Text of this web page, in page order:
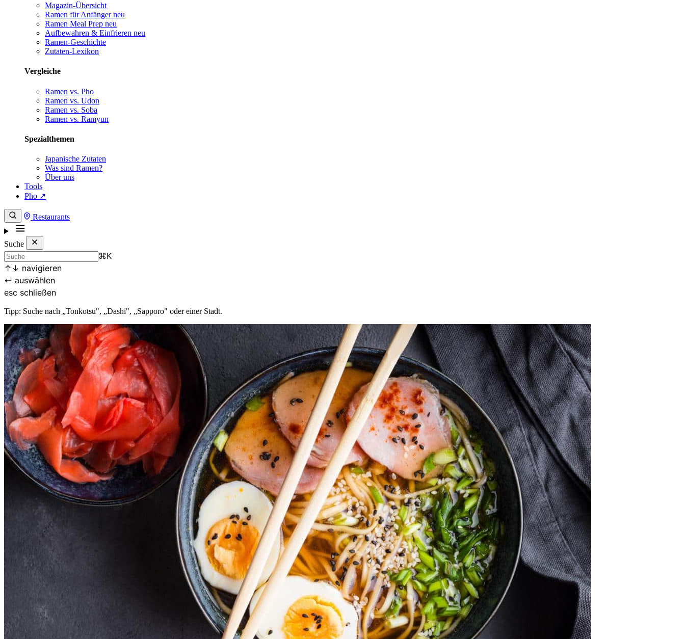
Magazin-Übersicht
Ramen für Anfänger neu
Ramen Meal Prep neu
Aufbewahren & Einfrieren neu
Ramen-Geschichte
Zutaten-Lexikon
Vergleiche
Ramen vs. Pho
Ramen vs. Udon
Ramen vs. Soba
Ramen vs. Ramyun
Spezialthemen
Japanische Zutaten
Was sind Ramen?
Über uns
Tools
Pho ↗
Restaurants
Suche
⌘K
↑ ↓ navigieren
↵ auswählen
esc schließen
Tipp: Suche nach „Tonkotsu", „Dashi", „Sapporo" oder einer Stadt.